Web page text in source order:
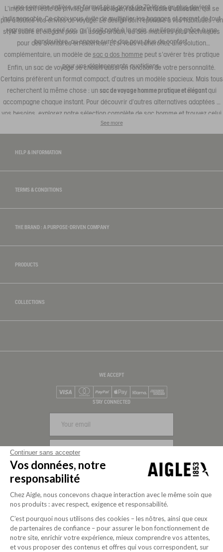
une semaine entière, un format plus grand de 70 litres ou plus devient
indispensable. Ce choix vous évite de multiplier les bagages et permet de tout
regrouper en un seul sac, qu’il soit porté à la main, sur l’épaule grâce à une
bandoulière, ou encore sur le dos pour plus de confort.
L’important reste de privilégier unsac léger, robuste et facile d’utilisation, qui se
plie à toutes vos envies de voyage. Le design doit répondre à vos habitudes : un
style sobre et élégant pour un usage urbain, ou des matières plus techniques
pour des aventures en extérieur. Et si vous recherchez une solution
complémentaire, un modèle de sac a dos hommepeut s’avérer très pratique
pour vos déplacements quotidiens.
Enfin, un sac de voyage se choisit aussi en fonction de votre personnalité.
Certains préfèrent un format compact, d’autres un modèle spacieux. Mais tous
recherchent la même chose : un sac de voyage homme pratique et élégant qui
accompagne chaque instant. Pour découvrir d’autres alternatives adaptées à
vos besoins, explorez notre sélection complète de sac homme et trouvez celui
qui correspond parfaitement à votre style de vie.
See more
HELP & INFORMATION
TERMS & CONDITIONS
THE BRAND : A PURPOSE-DRIVEN COMPANY
PRODUCTS
COLLECTIONS
WE ACCEPT
Mastercard
PayPalApple Pay
STAY CONNECTED
Continuer sans accepter
Vos données, notre
responsabilité
Chez Aigle, nous concevons chaque interaction avec le même soin que
nos produits : avec respect, exigence et responsabilité.
C’est pourquoi nous utilisons des cookies – les nôtres, ainsi que ceux
de partenaires de confiance – pour assurer le bon fonctionnement de
notre site, enrichir votre expérience, mieux comprendre vos attentes,
et vous proposer des contenus et offres qui vous correspondent, sur